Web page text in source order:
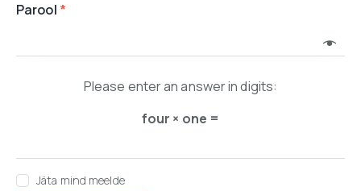
Parool *
Please enter an answer in digits:
four × one =
Jäta mind meelde